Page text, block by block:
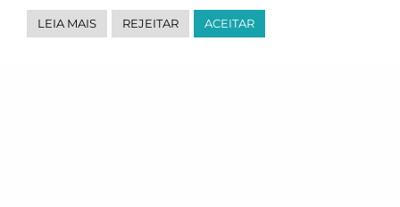
LEIA MAIS REJEITAR ACEITAR